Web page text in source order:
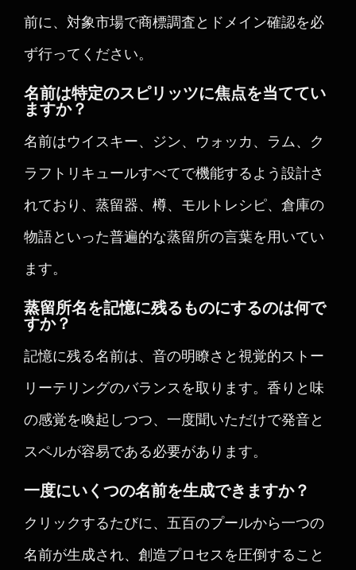
前に、対象市場で商標調査とドメイン確認を必
ず行ってください。
名前は特定のスピリッツに焦点を当ててい
ますか？
名前はウイスキー、ジン、ウォッカ、ラム、ク
ラフトリキュールすべてで機能するよう設計さ
れており、蒸留器、樽、モルトレシピ、倉庫の
物語といった普遍的な蒸留所の言葉を用いてい
ます。
蒸留所名を記憶に残るものにするのは何で
すか？
記憶に残る名前は、音の明瞭さと視覚的ストー
リーテリングのバランスを取ります。香りと味
の感覚を喚起しつつ、一度聞いただけで発音と
スペルが容易である必要があります。
一度にいくつの名前を生成できますか？
クリックするたびに、五百のプールから一つの
名前が生成され、創造プロセスを圧倒すること